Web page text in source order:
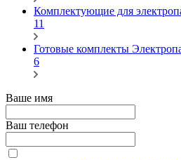
Комплектующие для
11
Готовые комплекты
6
Ваше имя
Ваш телефон